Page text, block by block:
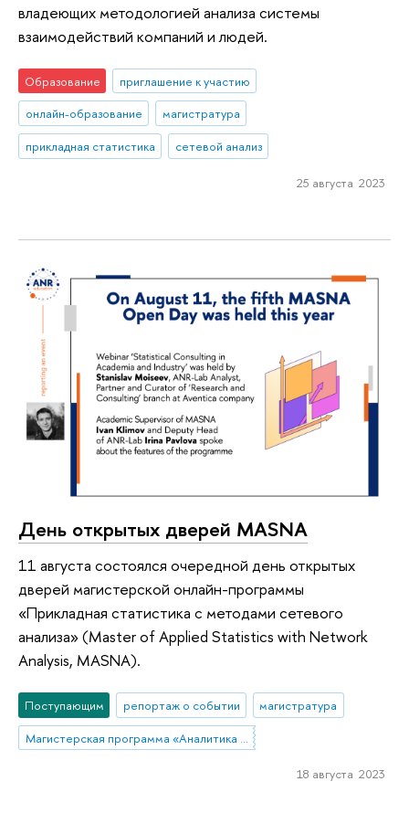
владеющих методологией анализа системы
взаимодействий компаний и людей.
Образование
приглашение к участию
онлайн-образование
магистратура
прикладная статистика
сетевой анализ
25 августа 2023
День открытых дверей MASNA
11 августа состоялся очередной день открытых
дверей магистерской онлайн-программы
«Прикладная статистика с методами сетевого
анализа» (Master of Applied Statistics with Network
Analysis, MASNA).
Поступающим репортаж о событии
магистратура
18 августа 2023